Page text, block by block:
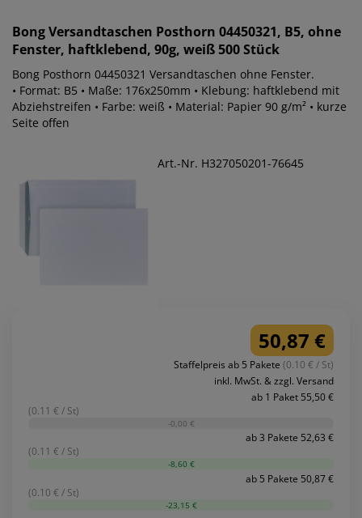
BongVersandtaschen Posthorn 04450321, B5, ohne
Fenster, haftklebend, 90g, weiß 500 Stück
Bong Posthorn 04450321 Versandtaschen ohne Fenster.
• Format: B5 • Maße: 176x250mm • Klebung: haftklebend mit
Abziehstreifen • Farbe: weiß • Material: Papier 90 g/m² • kurze
Seite offen
Art.-Nr. H327050201-76645
50,87 €
Staffelpreis ab 5 Pakete (0.10 € / St)
inkl. MwSt. & zzgl. Versand
ab 1 Paket 55,50 €
(0.11 € / St)
-0,00 €
ab 3 Pakete 52,63 €
(0.11 € / St)
-8,60 €
ab 5 Pakete 50,87 €
(0.10 € / St)
-23,15 €